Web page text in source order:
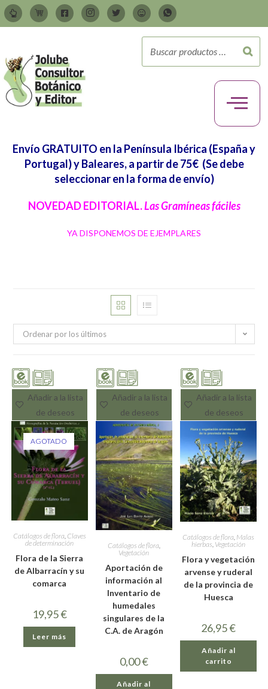
Envío GRATUITO en la Península Ibérica (España y
Portugal) y Baleares, a partir de 75€ (Se debe
seleccionar en la forma de envío)
NOVEDAD EDITORIAL.Las Gramíneas fáciles
YA DISPONEMOS DE EJEMPLARES
Ordenar por los últimos
Añadir a la lista
de deseos
AGOTADO
Catálogos de flora, Claves
de determinación
Flora de la Sierra
de Albarracín y su
comarca
19,95€
Leer más
Añadir a la lista
de deseos
Catálogos de flora
Vegetación
Aportación de
información al
Inventario de
humedales
singulares de la
C.A. de Aragón
0,00€
Añadir al
Añadir a la lista
de deseos
Catálogos de flora Malas
hierbas Vegetación
Flora y vegetación
arvense y ruderal
de la provincia de
Huesca
26,95€
Añadir al
carrito